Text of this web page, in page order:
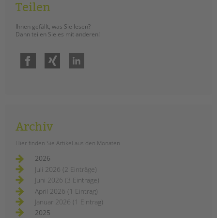
ERSTELLT 03.01.2022
Das Fortbildungsprogramm 2022 der
Pädagogische Fachkräfte finden in
unserem Seminarkalender
Inklusion uvm.
btl
akademie:
unsere
fortbildungen
2022
Teilen
Ihnen gefällt, was Sie lesen?
Dann teilen Sie es mit anderen!
Facebook
Archiv
Hier finden Sie Artikel aus den Monaten
2026
Juli 2026 (2 Einträge)
Juni 2026 (3 Einträge)
April 2026 (1 Eintrag)
Januar 2026 (1 Eintrag)
2025